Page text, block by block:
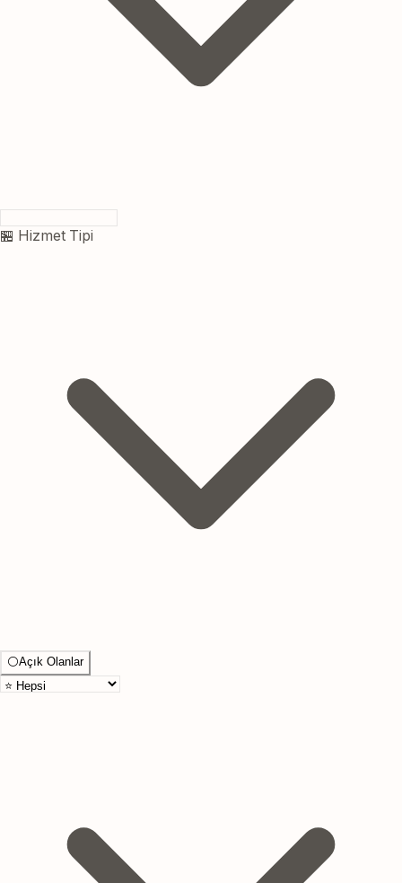
🏪 Hizmet Tipi
⚪Açık Olanlar